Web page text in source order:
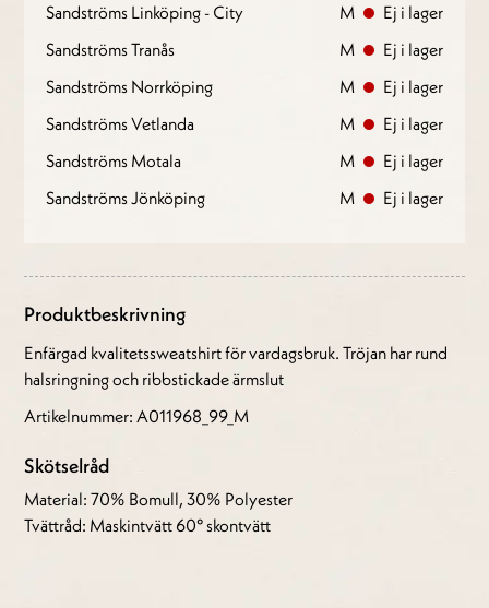
Sandströms Linköping - City M
Ej i lager
Sandströms Tranås
M
Ej i lager
Sandströms Norrköping
M
Ej i lager
Sandströms Vetlanda
M
Ej i lager
Sandströms Motala
M
Ej i lager
Sandströms Jönköping
M Ej i lager
Produktbeskrivning
Enfärgad kvalitetssweatshirt för vardagsbruk. Tröjan har rund
halsringning och ribbstickade ärmslut
Artikelnummer: A011968_99_M
Skötselråd
Material: 70% Bomull, 30% Polyester
Tvättråd: Maskintvätt 60° skontvätt